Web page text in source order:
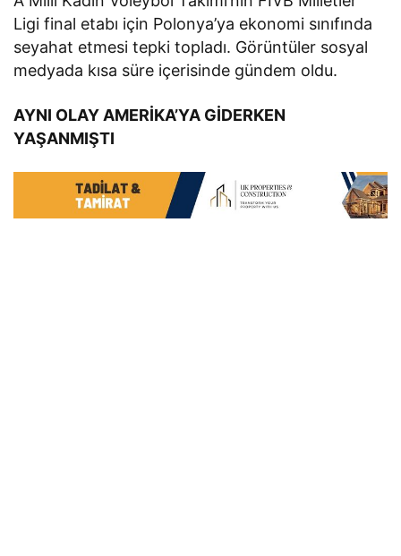
Ligi final etabı için Polonya’ya ekonomi sınıfında
seyahat etmesi tepki topladı. Görüntüler sosyal
medyada kısa süre içerisinde gündem oldu.
AYNI OLAY AMERİKA’YA GİDERKEN
YAŞANMIŞTI